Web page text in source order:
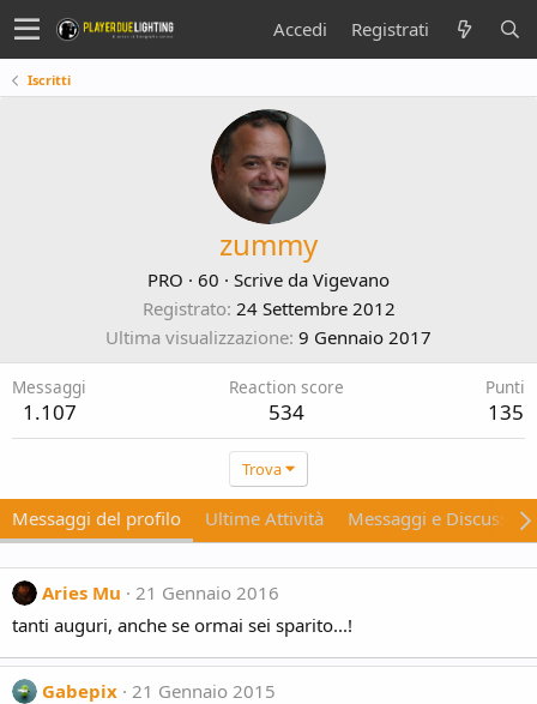
Accedi Registrati
Iscritti
zummy
PRO · 60 · Scrive da Vigevano
Registrato 24 Settembre 2012
Ultima visualizzazione 9 Gennaio 2017
Messaggi
1.107
Reaction score
534
Punti
135
Trova
Messaggi del profilo Ultime Attività Messaggi e
Aries Mu
21 Gennaio 2016
tanti auguri, anche se ormai sei sparito...!
Gabepix 21 Gennaio 2015